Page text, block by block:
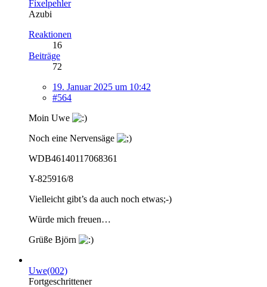
Fixelpehler
Azubi
Reaktionen
16
Beiträge
72
19. Januar 2025 um 10:42
#564
Moin Uwe
Noch eine Nervensäge
WDB46140117068361
Y-825916/8
Vielleicht gibt’s da auch noch etwas;-)
Würde mich freuen…
Grüße Björn
Uwe(002)
Fortgeschrittener